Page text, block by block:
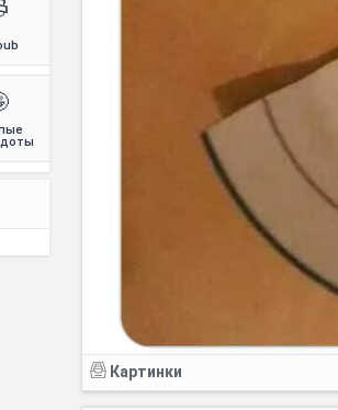
Картинки